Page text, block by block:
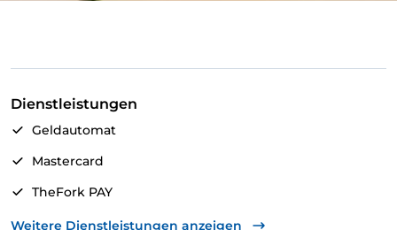
Dienstleistungen
Geldautomat
Mastercard
TheFork PAY
UnionPay über TheFork PAY
Weitere Dienstleistungen anzeigen